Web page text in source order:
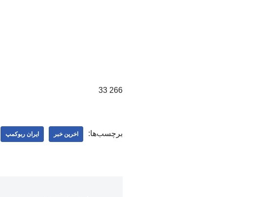
266 33
برچسب‌ها: اخرین خبر ایران ربوکمپ